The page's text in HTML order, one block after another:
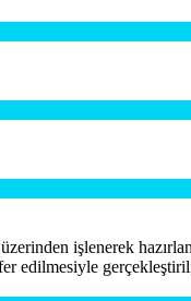
işlenerek
edilmesiyle